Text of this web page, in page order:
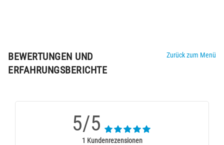
BEWERTUNGEN UND
ERFAHRUNGSBERICHTE
Zurück zum Menü
5/5
1 Kundenrezensionen